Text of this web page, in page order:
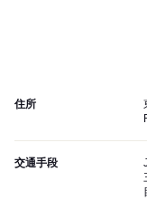
住所
交通手段